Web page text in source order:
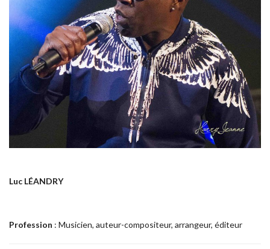
Luc LÉANDRY
Profession : Musicien, auteur-compositeur, arrangeur, éditeur